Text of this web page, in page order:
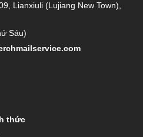
Lianxiuli (Lujiang New Town),
Sáu)
thức